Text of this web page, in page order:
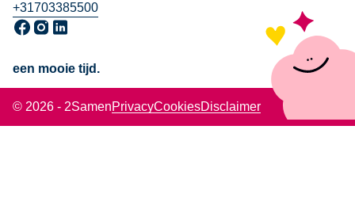
+31703385500
Ga naar onze Facebook pagina, opent in een nieuw venster
Ga naar onze Instagram pagina, opent in een nieuw
Ga naar onze LinkedIn pagina, opent in een nieuw
een mooie tijd.
© 2026 - 2SamenPrivacyCookiesDisclaimer